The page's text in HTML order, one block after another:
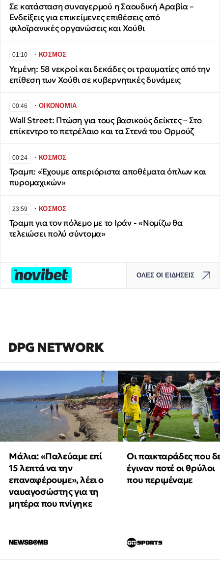
Σε κατάσταση συναγερμού η Σαουδική Αραβία –
Ενδείξεις για επικείμενες επιθέσεις από
φιλοϊρανικές οργανώσεις και Χούθι
01:10 ∙ΚΟΣΜΟΣ
Υεμένη: 58 νεκροί και δεκάδες οι τραυματίες από την
επίθεση των Χούθι σε κυβερνητικές δυνάμεις
00:46 ∙ΟΙΚΟΝΟΜΙΑ
Wall Street: Πτώση για τους βασικούς δείκτες – Στο
επίκεντρο το πετρέλαιο και τα Στενά του Ορμούζ
00:24 ∙ΚΟΣΜΟΣ
Τραμπ: «Έχουμε απεριόριστα αποθέματα όπλων και
πυρομαχικών»
23:59 ∙ΚΟΣΜΟΣ
Τραμπ για τον πόλεμο με το Ιράν - «Νομίζω θα
τελειώσει πολύ σύντομα»
ΟΛΕΣ ΟΙ ΕΙΔΗΣΕΙΣ
DPG NETWORK
Μάλια: «Παλεύαμε επί
15 λεπτά να την
επαναφέρουμε», λέει ο
ναυαγοσώστης για τη
μητέρα που πνίγηκε
Οι παικταράδες που
έγιναν ποτέ οι θρύλοι
που περιμέναμε